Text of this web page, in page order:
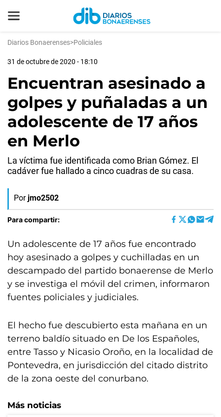
Diarios Bonaerenses>Policiales
31 de octubre de 2020 - 18:10
Encuentran asesinado a
golpes y puñaladas a un
adolescente de 17 años
en Merlo
La víctima fue identificada como Brian Gómez. El
cadáver fue hallado a cinco cuadras de su casa.
Por jmo2502
Para compartir:
Un adolescente de 17 años fue encontrado
hoy asesinado a golpes y cuchilladas en un
descampado del partido bonaerense de Merlo
y se investiga el móvil del crimen, informaron
fuentes policiales y judiciales.
El hecho fue descubierto esta mañana en un
terreno baldío situado en De los Españoles,
entre Tasso y Nicasio Oroño, en la localidad de
Pontevedra, en jurisdicción del citado distrito
de la zona oeste del conurbano.
Más noticias